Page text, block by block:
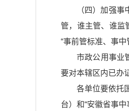
（四）加强
管，谁主管、谁监
“事前管标准、事中
市政公用事业
要对本辖区内已办
各单位要依托
台）和“安徽省事